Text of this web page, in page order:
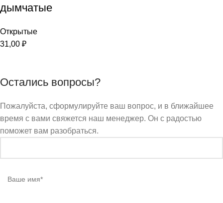
дымчатые
Открытые
31,00 ₽
Остались вопросы?
Пожалуйста, сформулируйте ваш вопрос, и в ближайшее
время с вами свяжется наш менеджер. Он с радостью
поможет вам разобраться.